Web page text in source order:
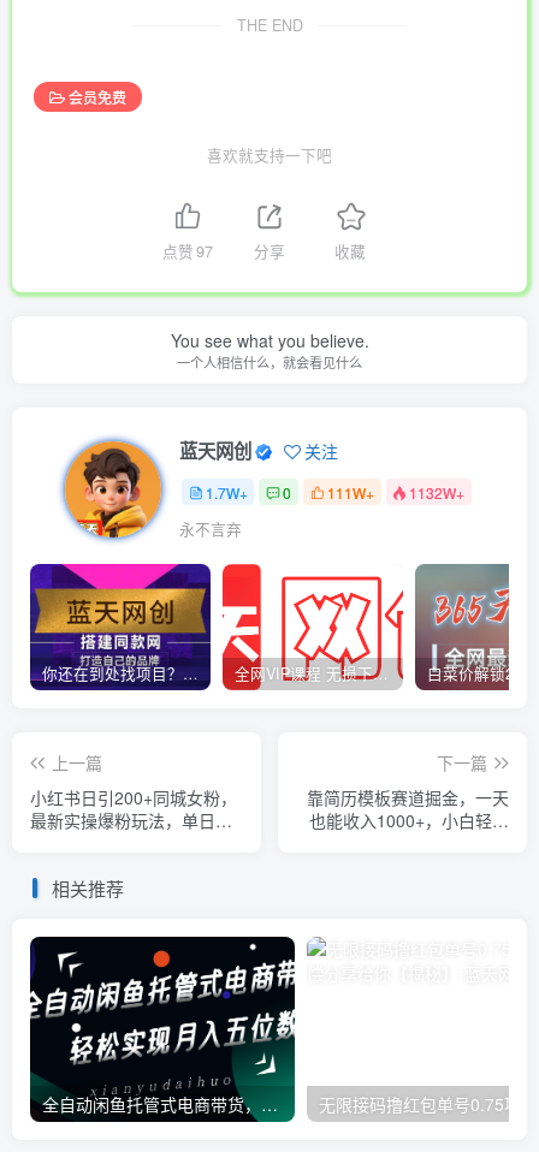
THE END
会员免费
喜欢就支持一下吧
点赞97 分享 收藏
You see what you believe.
一个人相信什么，就会看见什么
蓝天网创 关注
1.7W+ 0 111W+ 1132W+
永不言弃
你还在到处找项目？还在当韭菜？我靠卖项目一个月收入5万+，曾经我也是个失败者。 全网VIP课程 无损下载~
上一篇
小红书日引200+同城女粉，
最新实操爆粉玩法，单日变
下一篇
靠简历模板赛道掘金，一天
也能收入1000+，小白轻松
相关推荐
全自动闲鱼托管式电商带货，一部手机和一个闲鱼号就可以开干，轻松实现月入五位数